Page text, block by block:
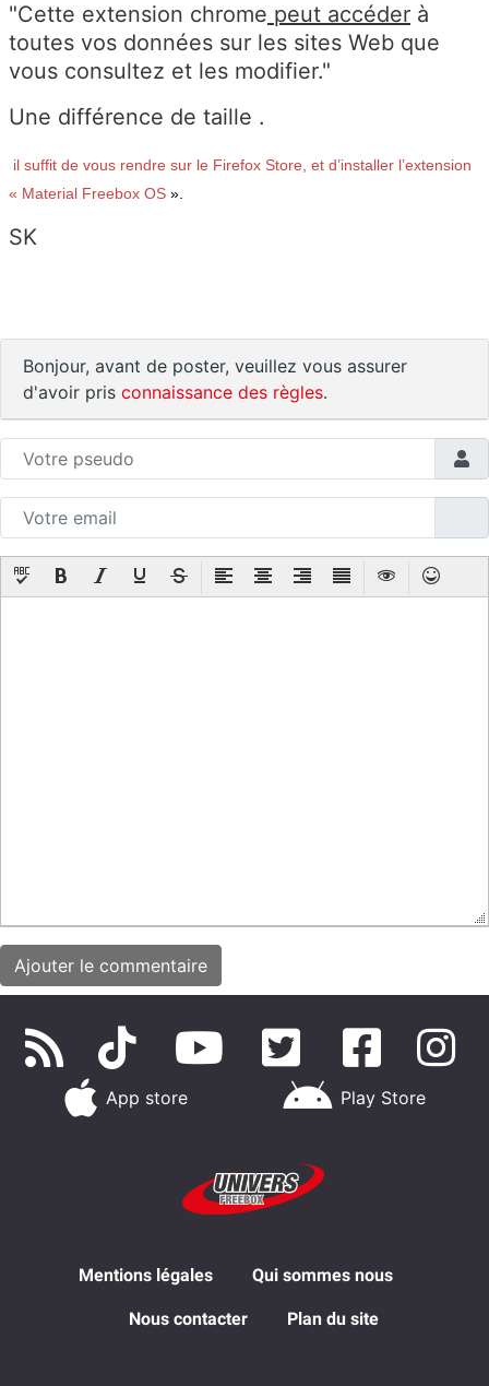
"Cette extension chrome peut accéder à
toutes vos données sur les sites Web que
vous consultez et les modifier."
Une différence de taille .
il suffit de vous rendre sur le Firefox Store, et d’installer l’extension
« Material Freebox OS ».
SK
Bonjour, avant de poster, veuillez vous assurer
d'avoir pris connaissance des règles.
App store Play Store
Mentions légales Qui sommes nous
Nous contacter Plan du site